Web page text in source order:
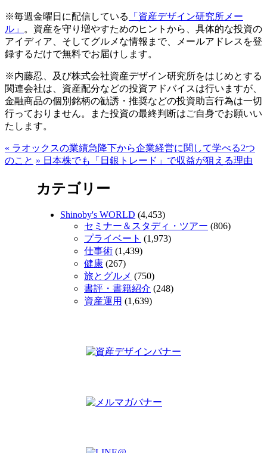
※毎週金曜日に配信している
「資産デザイン研究所メー
ル」
。資産を守り増やすためのヒントから、具体的な投資の
アイディア、そしてグルメな情報まで、メールアドレスを登
録するだけで無料でお届けします。
※内藤忍、及び株式会社資産デザイン研究所をはじめとする
関連会社は、資産配分などの投資アドバイスは行いますが、
金融商品の個別銘柄の勧誘・推奨などの投資助言行為は一切
行っておりません。また投資の最終判断はご自身でお願いい
たします。
« ラオックスの業績急降下から企業経営に関して学べる2つ
のこと » 日本株でも「日銀トレード」で収益が狙える理由
カテゴリー
Shinoby's WORLD (4,453)
セミナー＆スタディ・ツアー (806)
プライベート (1,973)
仕事術 (1,439)
健康 (267)
旅とグルメ (750)
書評・書籍紹介 (248)
資産運用 (1,639)